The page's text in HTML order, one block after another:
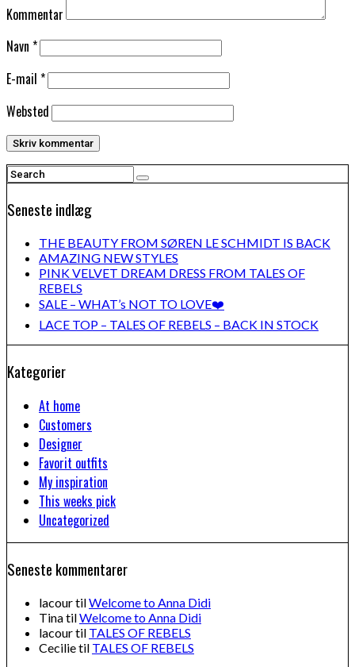
Kommentar
Navn *
E-mail *
Websted
Seneste indlæg
THE BEAUTY FROM SØREN LE SCHMIDT IS BACK
AMAZING NEW STYLES
PINK VELVET DREAM DRESS FROM TALES OF
REBELS
SALE – WHAT’s NOT TO LOVE❤️
LACE TOP – TALES OF REBELS – BACK IN STOCK
Kategorier
At home
Customers
Designer
Favorit outfits
My inspiration
This weeks pick
Uncategorized
Seneste kommentarer
lacourtilWelcome to Anna Didi
TinatilWelcome to Anna Didi
lacourtil TALES OF REBELS
Cecilietil TALES OF REBELS